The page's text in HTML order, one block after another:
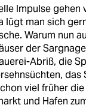
Impulse gehen
lügt man sich
Warum nun
der
Abriß, die
das
viel früher
und Hafen